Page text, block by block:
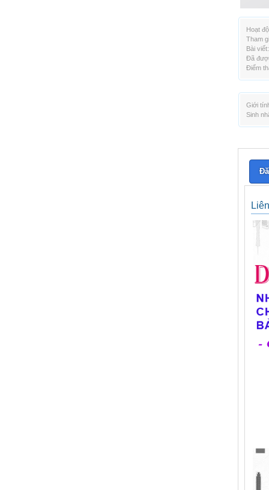
Hoạt
Tham
Bài viết:
Đã
Điểm
Giới
Sinh